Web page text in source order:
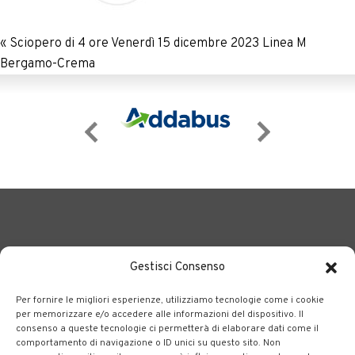
Gestisci Consenso
Per fornire le migliori esperienze, utilizziamo tecnologie come i cookie
per memorizzare e/o accedere alle informazioni del dispositivo. Il
consenso a queste tecnologie ci permetterà di elaborare dati come il
comportamento di navigazione o ID unici su questo sito. Non
« Sciopero di 4 ore Venerdì 15 dicembre 2023 Linea M
Bergamo-Crema
BERGAMO TRASPORTI portale delle tre società Consortili
dedite al trasporto pubblico locale su tutto il territorio
bergamasco.